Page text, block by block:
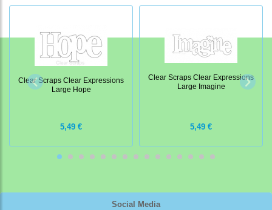
Social Media
Clear Scraps Clear Expressions
Large Hope
5,49 €
Clear Scraps Clear Expressions
Large Imagine
5,49 €